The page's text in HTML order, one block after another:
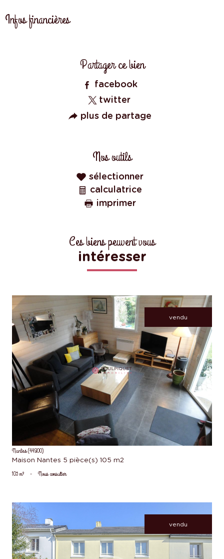
Infos financières
Partager ce bien
facebook
twitter
plus de partage
Nos outils
sélectionner
calculatrice
imprimer
Ces biens peuvent vous
intéresser
vendu
voir le bien
Nantes (44300)
Maison Nantes 5 pièce(s) 105 m2
105 m²
- Nous consulter
vendu